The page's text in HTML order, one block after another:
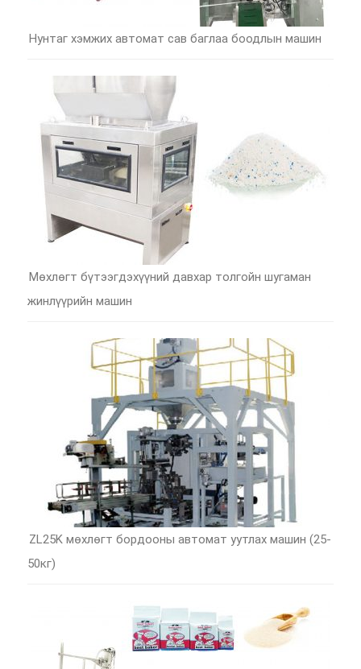
Нунтаг хэмжих автомат сав баглаа боодлын машин
Мөхлөгт бүтээгдэхүүний давхар толгойн шугаман
жинлүүрийн машин
ZL25K мөхлөгт бордооны автомат уутлах машин (25-
50кг)